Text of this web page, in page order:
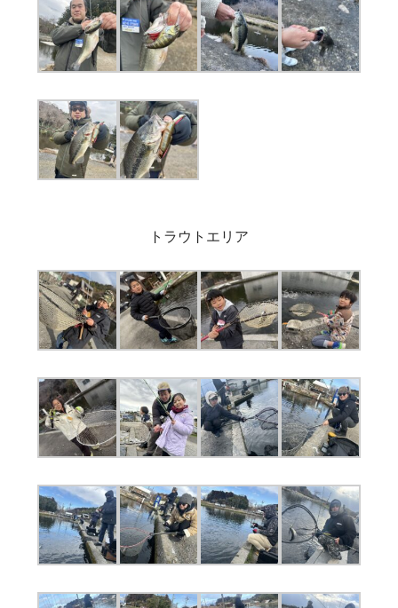
トラウトエリア